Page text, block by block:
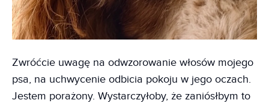
Zwróćcie uwagę na odwzorowanie włosów mojego
psa, na uchwycenie odbicia pokoju w jego oczach.
Jestem porażony. Wystarczyłoby, że zaniósłbym to